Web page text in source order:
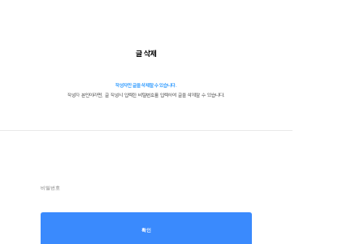
글 삭제
작성자만 글을 삭제할 수 있습니다.
작성자 본인이라면, 글 작성시 입력한 비밀번호를 입력하여 글을 삭제할 수 있습니다.